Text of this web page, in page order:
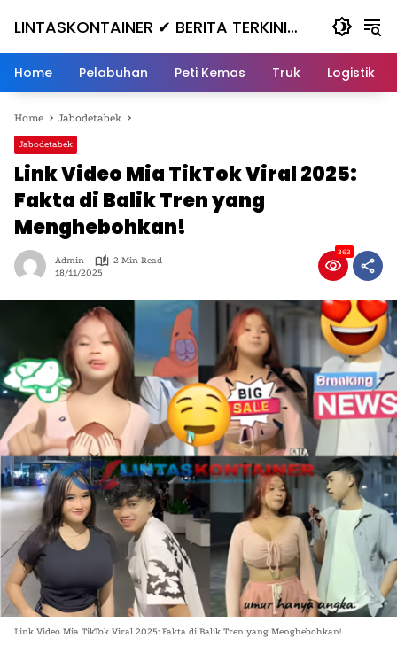
LINTASKONTAINER ✔ BERITA TERKINI
KONTAINER TERBARU HARI INI
Home Pelabuhan Peti Kemas Truk Logistik
Home Jabodetabek
Jabodetabek
Link Video Mia TikTok Viral 2025:
Fakta di Balik Tren yang
Menghebohkan!
Admin
2 Min Read
18/11/2025
363
Link Video Mia TikTok Viral 2025: Fakta di Balik Tren yang Menghebohkan!